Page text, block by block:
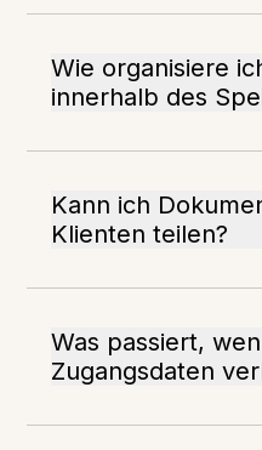
Wie organisiere
innerhalb des
Kann ich
Klienten teilen?
Was passiert,
Zugangsdaten